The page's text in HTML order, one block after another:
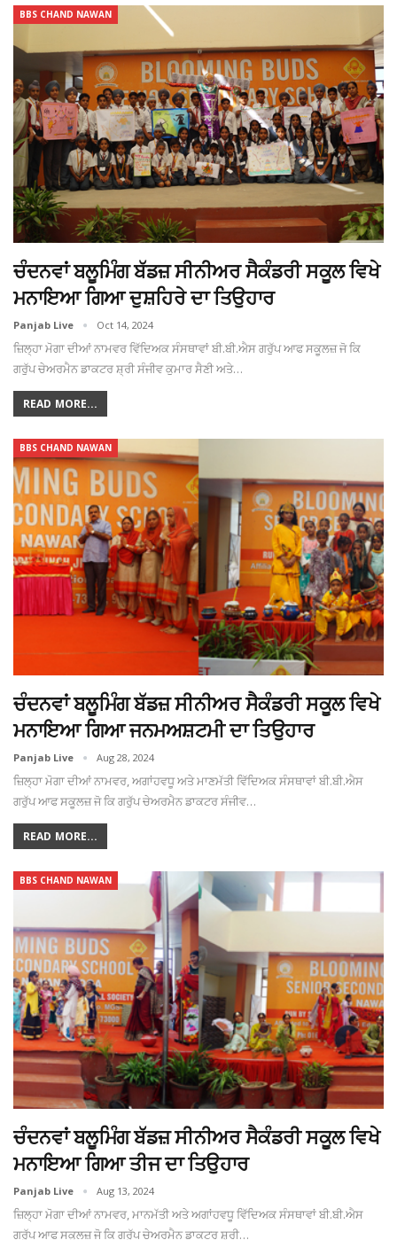
BBS CHAND NAWAN
ਚੰਦਨਵਾਂ ਬਲੂਮਿੰਗ ਬੱਡਜ਼ ਸੀਨੀਅਰ ਸੈਕੰਡਰੀ ਸਕੂਲ ਵਿਖੇ
ਮਨਾਇਆ ਗਿਆ ਦੁਸ਼ਹਿਰੇ ਦਾ ਤਿਉਹਾਰ
Panjab Live Oct 14, 2024
ਜ਼ਿਲ੍ਹਾ ਮੋਗਾ ਦੀਆਂ ਨਾਮਵਰ ਵਿੱਦਿਅਕ ਸੰਸਥਾਵਾਂ ਬੀ.ਬੀ.ਐਸ ਗਰੁੱਪ ਆਫ ਸਕੂਲਜ਼ ਜੋ ਕਿ
ਗਰੁੱਪ ਚੇਅਰਮੈਨ ਡਾਕਟਰ ਸ਼੍ਰੀ ਸੰਜੀਵ ਕੁਮਾਰ ਸੈਣੀ ਅਤੇ…
READ MORE...
BBS CHAND NAWAN
ਚੰਦਨਵਾਂ ਬਲੂਮਿੰਗ ਬੱਡਜ਼ ਸੀਨੀਅਰ ਸੈਕੰਡਰੀ ਸਕੂਲ ਵਿਖੇ
ਮਨਾਇਆ ਗਿਆ ਜਨਮਅਸ਼ਟਮੀ ਦਾ ਤਿਉਹਾਰ
Panjab Live Aug 28, 2024
ਜ਼ਿਲ੍ਹਾ ਮੋਗਾ ਦੀਆਂ ਨਾਮਵਰ, ਅਗਾਂਹਵਧੂ ਅਤੇ ਮਾਣਮੱਤੀ ਵਿੱਦਿਅਕ ਸੰਸਥਾਵਾਂ ਬੀ.ਬੀ.ਐਸ
ਗਰੁੱਪ ਆਫ ਸਕੂਲਜ਼ ਜੋ ਕਿ ਗਰੁੱਪ ਚੇਅਰਮੈਨ ਡਾਕਟਰ ਸੰਜੀਵ…
READ MORE...
BBS CHAND NAWAN
ਚੰਦਨਵਾਂ ਬਲੂਮਿੰਗ ਬੱਡਜ਼ ਸੀਨੀਅਰ ਸੈਕੰਡਰੀ ਸਕੂਲ ਵਿਖੇ
ਮਨਾਇਆ ਗਿਆ ਤੀਜ ਦਾ ਤਿਉਹਾਰ
Panjab Live Aug 13, 2024
ਜ਼ਿਲ੍ਹਾ ਮੋਗਾ ਦੀਆਂ ਨਾਮਵਰ, ਮਾਨਮੱਤੀ ਅਤੇ ਅਗਾਂਹਵਧੂ ਵਿੱਦਿਅਕ ਸੰਸਥਾਵਾਂ ਬੀ.ਬੀ.ਐਸ
ਗਰੁੱਪ ਆਫ ਸਕੂਲਜ਼ ਜੋ ਕਿ ਗਰੁੱਪ ਚੇਅਰਮੈਨ ਡਾਕਟਰ ਸ਼੍ਰੀ…